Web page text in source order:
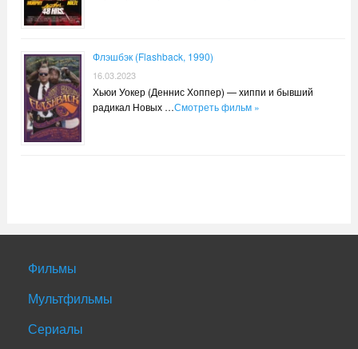
Флэшбэк (Flashback, 1990)
16.03.2023
Хьюи Уокер (Деннис Хоппер) — хиппи и бывший
радикал Новых …Смотреть фильм »
Фильмы
Мультфильмы
Сериалы